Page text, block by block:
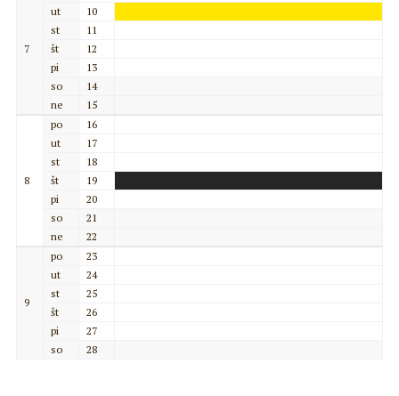
7
ut
10
st
11
št
12
pi
13
so
14
ne
15
8
po
16
ut
17
st
18
št
19
pi
20
so
21
ne
22
9
po
23
ut
24
st
25
št
26
pi
27
so
28